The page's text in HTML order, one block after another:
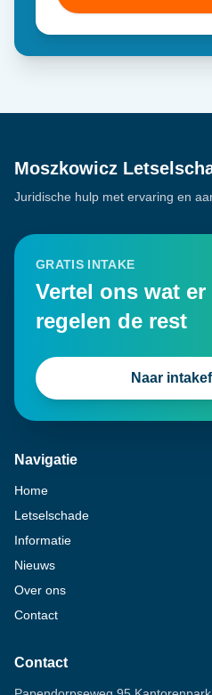
Moszkowicz
Juridische hulp met ervaring en
GRATIS INTAKE
Vertel ons wat
regelen de rest
Naar
Navigatie
Home
Letselschade
Informatie
Nieuws
Over ons
Contact
Contact